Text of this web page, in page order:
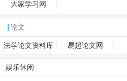
大家学习网
论文
法学论文资料库 易起论文网
娱乐休闲